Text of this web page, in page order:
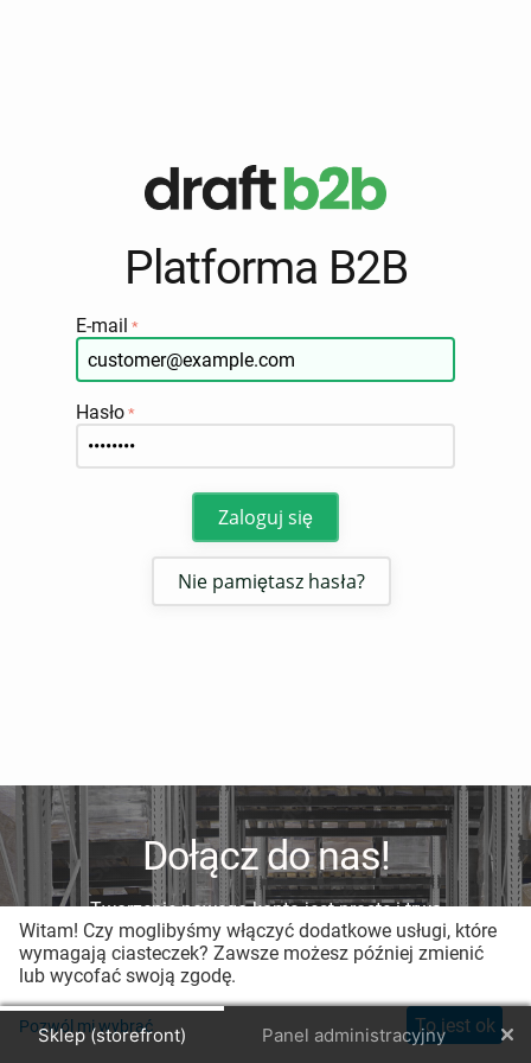
Sklep (storefront) Panel administracyjny
Platforma B2B
E-mail
Hasło
Zaloguj się
Nie pamiętasz hasła?
Dołącz do nas!
Tworzenie nowego konta jest proste i trwa
mniej niż minutę.
Zarejestruj nowe konto
Witam! Czy moglibyśmy włączyć dodatkowe usługi, które
wymagają ciasteczek? Zawsze możesz później zmienić
lub wycofać swoją zgodę.
Pozwól mi wybrać To jest ok